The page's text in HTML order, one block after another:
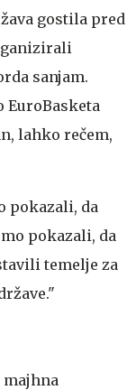
gostila pred
sanjam.
EuroBasketa
lahko rečem,
pokazali, da
pokazali, da
temelje za
majhna